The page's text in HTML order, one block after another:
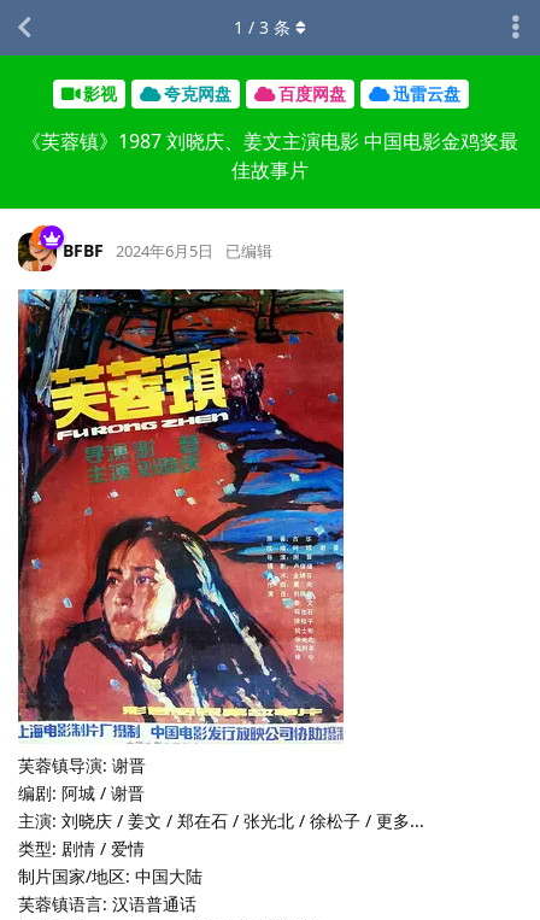
影视 夸克网盘 百度网盘 迅雷云盘
《芙蓉镇》1987 刘晓庆、姜文主演电影 中国电影金鸡奖最
佳故事片
1 / 3 条
BFBF 2024年6月5日 已编辑
芙蓉镇导演: 谢晋
编剧: 阿城 / 谢晋
主演: 刘晓庆 / 姜文 / 郑在石 / 张光北 / 徐松子 / 更多...
类型: 剧情 / 爱情
制片国家/地区: 中国大陆
芙蓉镇语言: 汉语普通话